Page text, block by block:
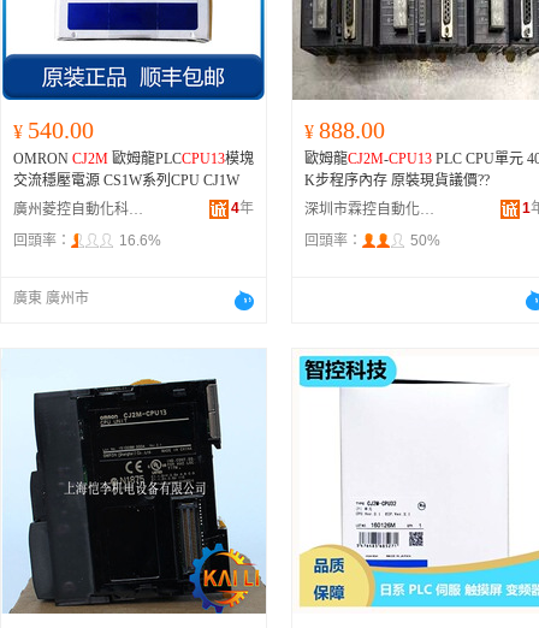
¥ 540.00
OMRON CJ2M 歐姆龍PLCCPU13模塊
交流穩壓電源 CS1W系列CPU CJ1W
廣州菱控自動化科技有限公司
4年
回頭率：
16.6%
廣東 廣州市
¥ 888.00
歐姆龍CJ2M-CPU13 PLC CPU單元
K步程序內存 原裝現貨議價??
深圳市霖控自動化設備有限公司
1
回頭率：
50%